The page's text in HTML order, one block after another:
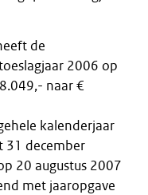
de
2006 op
naar €
kalenderjaar
31 december
20 augustus 2007
met jaaropgave